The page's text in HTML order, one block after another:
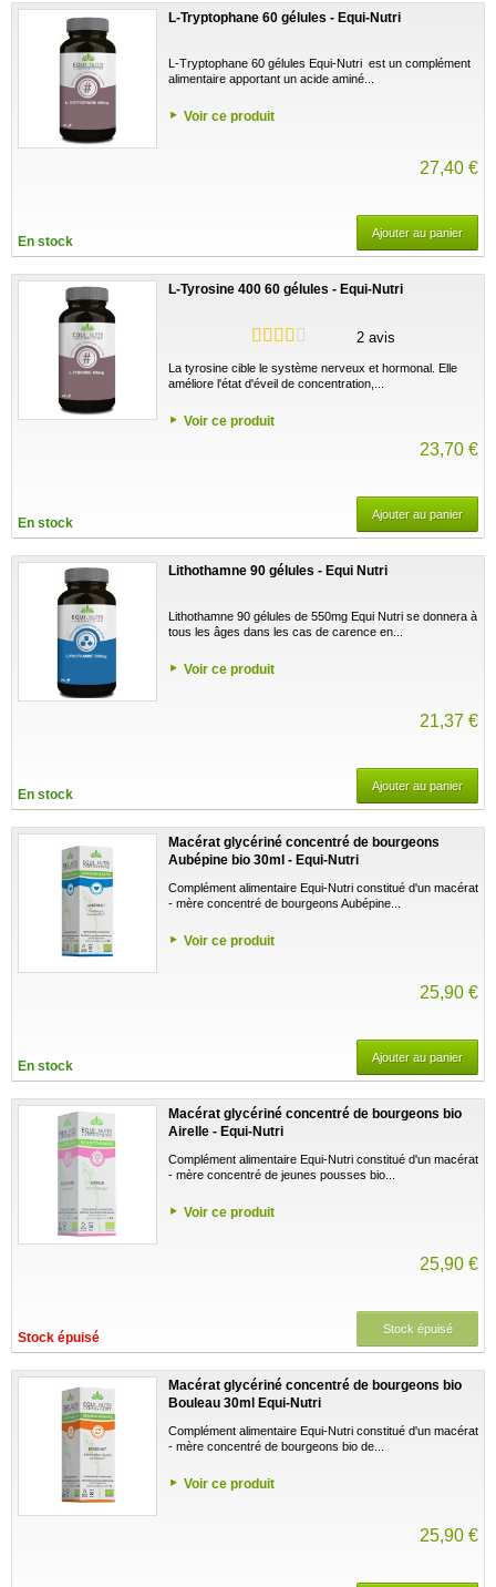
L-Tryptophane 60 gélules - Equi-Nutri
L-Tryptophane 60 gélules Equi-Nutri est un complément
alimentaire apportant un acide aminé...
Voir ce produit
27,40 €
En stock
Ajouter au panier
L-Tyrosine 400 60 gélules - Equi-Nutri
2 avis
La tyrosine cible le système nerveux et hormonal. Elle
améliore l'état d'éveil de concentration,...
Voir ce produit
23,70 €
En stock
Ajouter au panier
Lithothamne 90 gélules - Equi Nutri
Lithothamne 90 gélules de 550mg Equi Nutri se donnera à
tous les âges dans les cas de carence en...
Voir ce produit
21,37 €
En stock
Ajouter au panier
Macérat glycériné concentré de bourgeons
Aubépine bio 30ml - Equi-Nutri
Complément alimentaire Equi-Nutri constitué d'un macérat
- mère concentré de bourgeons Aubépine...
Voir ce produit
25,90 €
En stock
Ajouter au panier
Macérat glycériné concentré de bourgeons bio
Airelle - Equi-Nutri
Complément alimentaire Equi-Nutri constitué d'un macérat
- mère concentré de jeunes pousses bio...
Voir ce produit
25,90 €
Stock épuisé
Stock épuisé
Macérat glycériné concentré de bourgeons bio
Bouleau 30ml Equi-Nutri
Complément alimentaire Equi-Nutri constitué d'un macérat
- mère concentré de bourgeons bio de...
Voir ce produit
25,90 €